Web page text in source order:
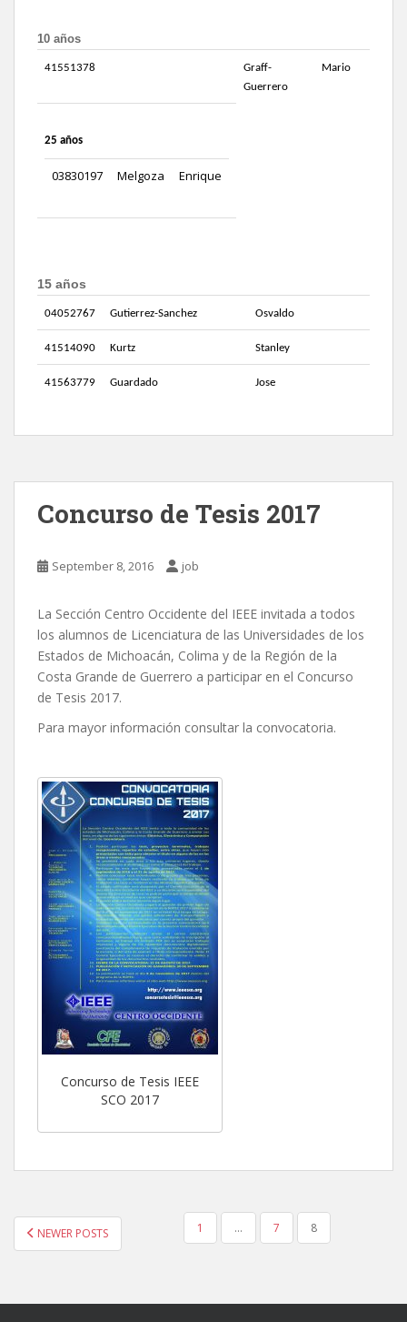
10 años
41551378
Graff-
Guerrero
Mario
25 años
03830197 Melgoza Enrique
15 años
04052767 Gutierrez-Sanchez Osvaldo
41514090 Kurtz Stanley
41563779 Guardado Jose
Concurso de Tesis 2017
September 8, 2016 job
La Sección Centro Occidente del IEEE invitada a todos
los alumnos de Licenciatura de las Universidades de los
Estados de Michoacán, Colima y de la Región de la
Costa Grande de Guerrero a participar en el Concurso
de Tesis 2017.
Para mayor información consultar la convocatoria.
Concurso de Tesis IEEE
SCO 2017
POSTS
NAVIGATION
NEWER POSTS 1 … 7 8